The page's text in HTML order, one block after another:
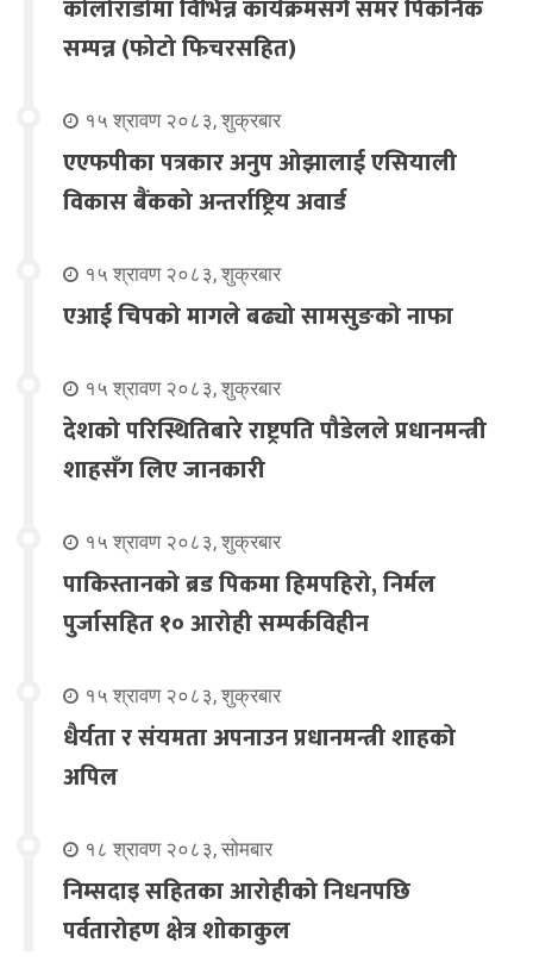
कोलोराडोमा विभिन्न कार्यक्रमसंगै समर पिकनिक
सम्पन्न (फोटो फिचरसहित)
१५ श्रावण २०८३, शुक्रबार
एएफपीका पत्रकार अनुप ओझालाई एसियाली
विकास बैंकको अन्तर्राष्ट्रिय अवार्ड
१५ श्रावण २०८३, शुक्रबार
एआई चिपको मागले बढ्यो सामसुङको नाफा
१५ श्रावण २०८३, शुक्रबार
देशको परिस्थितिबारे राष्ट्रपति पौडेलले प्रधानमन्त्री
शाहसँग लिए जानकारी
१५ श्रावण २०८३, शुक्रबार
पाकिस्तानको ब्रड पिकमा हिमपहिरो, निर्मल
पुर्जासहित १० आरोही सम्पर्कविहीन
१५ श्रावण २०८३, शुक्रबार
धैर्यता र संयमता अपनाउन प्रधानमन्त्री शाहको
अपिल
१८ श्रावण २०८३, सोमबार
निम्सदाइ सहितका आरोहीको निधनपछि
पर्वतारोहण क्षेत्र शोकाकुल